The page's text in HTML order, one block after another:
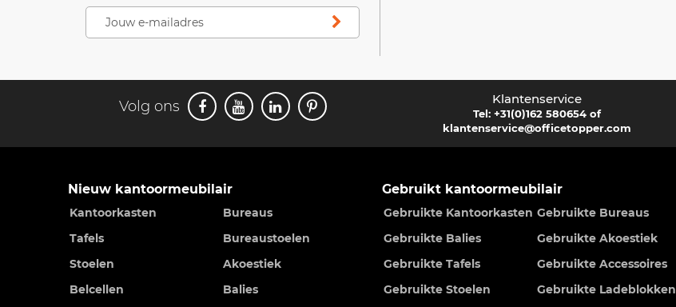
Volg ons Klantenservice
Tel: +31(0)162 580654of
klantenservice@officetopper.com
Nieuw kantoormeubilair
Kantoorkasten
Bureaus
Tafels
Bureaustoelen
Stoelen
Akoestiek
Belcellen
Balies
Gebruikt kantoormeubilair
Gebruikte Kantoorkasten Gebruikte Bureaus
Gebruikte Balies
Gebruikte Akoestiek
Gebruikte Tafels
Gebruikte Accessoires
Gebruikte Stoelen
Gebruikte Ladeblokken